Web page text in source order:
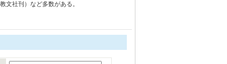
文社刊）など多数がある。